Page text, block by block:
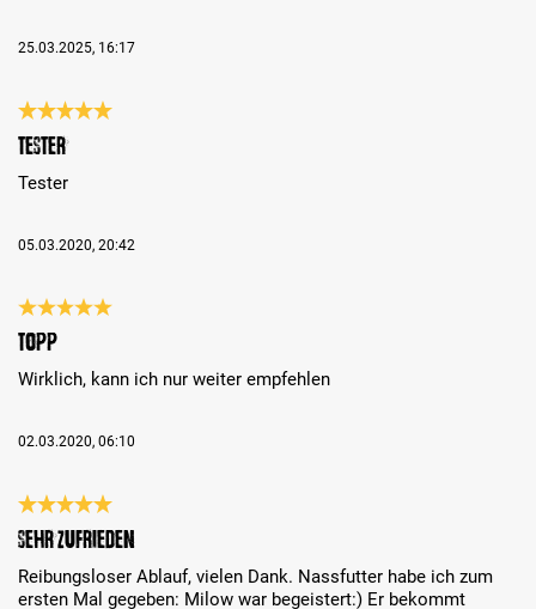
25.03.2025, 16:17
Bewertung mit 5 von 5 Sternen
Tester
Tester
05.03.2020, 20:42
Bewertung mit 5 von 5 Sternen
Topp
Wirklich, kann ich nur weiter empfehlen
02.03.2020, 06:10
Bewertung mit 5 von 5 Sternen
Sehr zufrieden
Reibungsloser Ablauf, vielen Dank. Nassfutter habe ich zum
ersten Mal gegeben: Milow war begeistert:) Er bekommt